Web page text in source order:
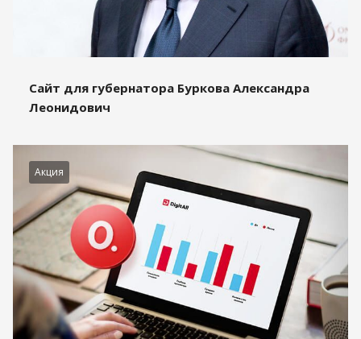
Сайт для губернатора Буркова Александра
Леонидович
Акция